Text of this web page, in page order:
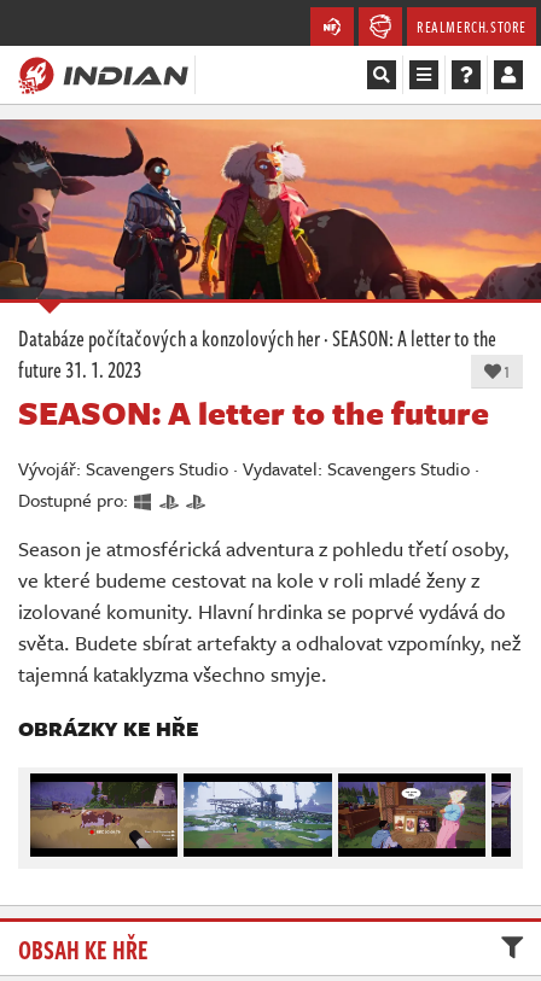
REALMERCH.STORE
Magazín
Recenze
Videa
Soutěže
Databáze
Komunita
Redakce
Živě
Databáze počítačových a konzolových her·SEASON: A letter to the
future31. 1. 2023 1
SEASON: A letter to the future
Vývojář: Scavengers Studio · Vydavatel: Scavengers Studio ·
Dostupné pro:
Season je atmosférická adventura z pohledu třetí osoby,
ve které budeme cestovat na kole v roli mladé ženy z
izolované komunity. Hlavní hrdinka se poprvé vydává do
světa. Budete sbírat artefakty a odhalovat vzpomínky, než
tajemná kataklyzma všechno smyje.
OBRÁZKY KE HŘE
OBSAH KE HŘE